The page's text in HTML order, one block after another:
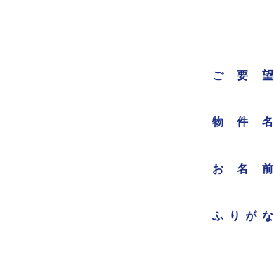
ご要望
物件名
お名前
ふりがな